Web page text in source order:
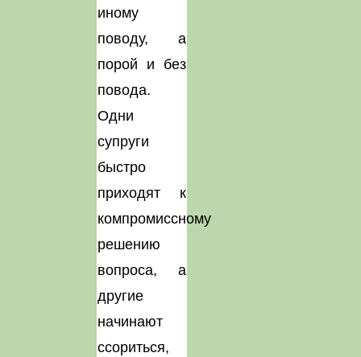
иному
поводу, а
порой и без
повода.
Одни
супруги
быстро
приходят к
компромиссному
решению
вопроса, а
другие
начинают
ссориться,